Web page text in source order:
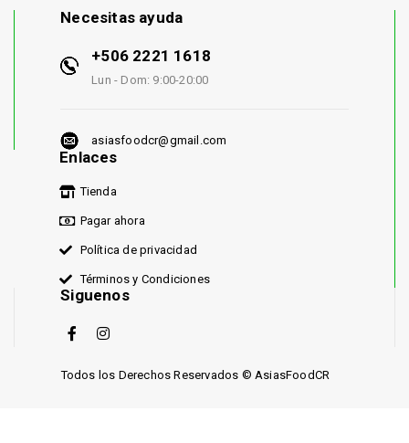
Necesitas ayuda
+506 2221 1618
Lun - Dom: 9:00-20:00
asiasfoodcr@gmail.com
Enlaces
Tienda
Pagar ahora
Política de privacidad
Términos y Condiciones
Siguenos
Todos los Derechos Reservados © AsiasFoodCR